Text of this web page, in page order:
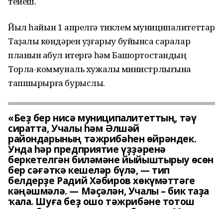
Йыл һайын 1 апрелгә тиклем муниципалитеттар
Таҙалыҡ көндәрен уҙғарыу буйынса саралар
планын ҡабул итергә һәм Башҡортостандың
Торлаҡ-коммуналь хужалыҡ министрлығына
тапшырырға бурыслы.
«Беҙ бер нисә муниципалитеттың, тәү
сиратта, Учалы һәм Әлшәй
райондарының тәжрибәһен өйрәндек.
Унда һәр предприятие үҙҙәренә
беркетелгән биләмәне йыйыштырыу өсөн
бер сәғәткә кешеләр бүлә, — тип
белдерҙе Радий Хәбиров хөкүмәттәге
кәңәшмәлә. — Мәҫәлән, Учалы – бик таҙа
ҡала. Шуға беҙ ошо тәжрибәне тотош